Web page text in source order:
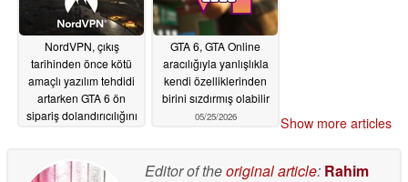
NordVPN, çıkış
tarihinden önce kötü
amaçlı yazılım tehdidi
artarken GTA 6 ön
sipariş dolandırıcılığını
GTA 6, GTA Online
aracılığıyla yanlışlıkla
kendi özelliklerinden
birini sızdırmış olabilir
05/25/2026 Show more articles
Editor of theoriginal article: Rahim